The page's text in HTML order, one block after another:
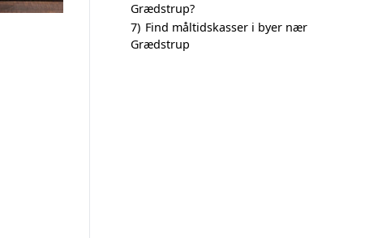
Grædstrup?
7) Find måltidskasser i byer nær
Grædstrup